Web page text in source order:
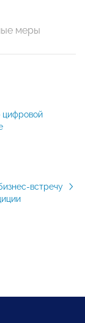
меры
цифровой
встречу